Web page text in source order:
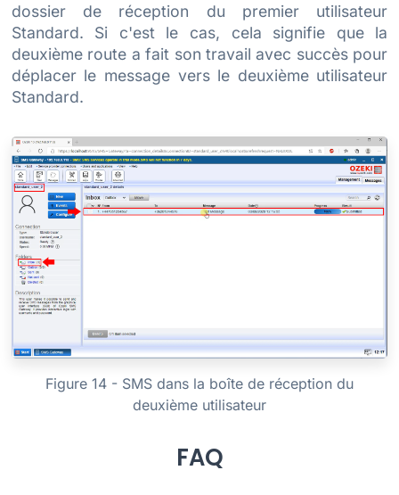
dossier de réception du premier utilisateur
Standard. Si c'est le cas, cela signifie que la
deuxième route a fait son travail avec succès pour
déplacer le message vers le deuxième utilisateur
Standard.
Figure 14 - SMS dans la boîte de réception du
deuxième utilisateur
FAQ